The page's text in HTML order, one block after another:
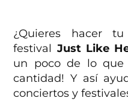
¿Quieres hacer
festival Just Like
un poco de lo que
cantidad! Y así
conciertos y